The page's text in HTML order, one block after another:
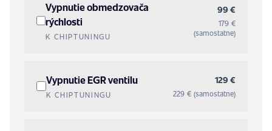
Vypnutie obmedzovača
rýchlosti
K CHIPTUNINGU
99 €
179 €
(samostatne)
Vypnutie EGR ventilu
K CHIPTUNINGU
129 €
229 € (samostatne)